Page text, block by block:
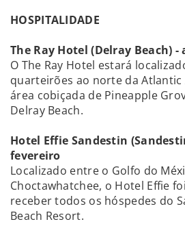
HOSPITALIDADE
The Ray Hotel (Delray Beach)
O The Ray Hotel estará
quarteirões ao norte da Atlantic
área cobiçada de Pineapple
Delray Beach.
Hotel Effie Sandestin
fevereiro
Localizado entre o Golfo do
Choctawhatchee, o Hotel Effie
receber todos os hóspedes do
Beach Resort.